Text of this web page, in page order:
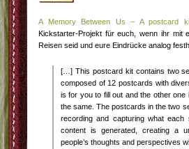
A Memory Between Us – A postcard
Kickstarter-Projekt für euch, wenn ihr mit
Reisen seid und eure Eindrücke analog
[…] This postcard kit contains two
composed of 12 postcards with
is for you to fill out and the other
the same. The postcards in the two
recording and capturing what each
content is generated, creating a
people’s thoughts and perspectives